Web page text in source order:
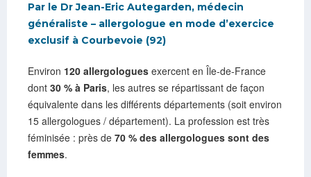
Par le Dr Jean-Eric Autegarden, médecin
généraliste – allergologue en mode d’exercice
exclusif à Courbevoie (92)
Environ 120 allergologues exercent en Île-de-France
dont 30 % à Paris, les autres se répartissant de façon
équivalente dans les différents départements (soit environ
15 allergologues / département). La profession est très
féminisée : près de 70 % des allergologues sont des
femmes.